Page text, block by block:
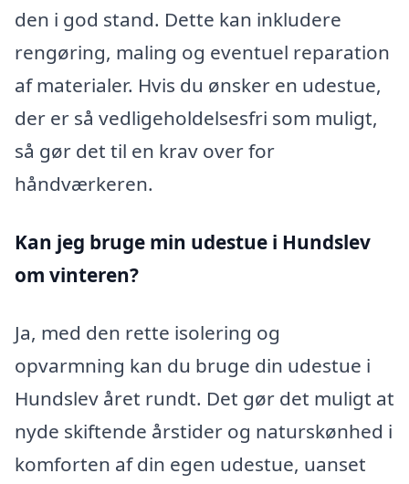
den i god stand. Dette kan inkludere
rengøring, maling og eventuel reparation
af materialer. Hvis du ønsker en udestue,
der er så vedligeholdelsesfri som muligt,
så gør det til en krav over for
håndværkeren.
Kan jeg bruge min udestue i Hundslev
om vinteren?
Ja, med den rette isolering og
opvarmning kan du bruge din udestue i
Hundslev året rundt. Det gør det muligt at
nyde skiftende årstider og naturskønhed i
komforten af din egen udestue, uanset